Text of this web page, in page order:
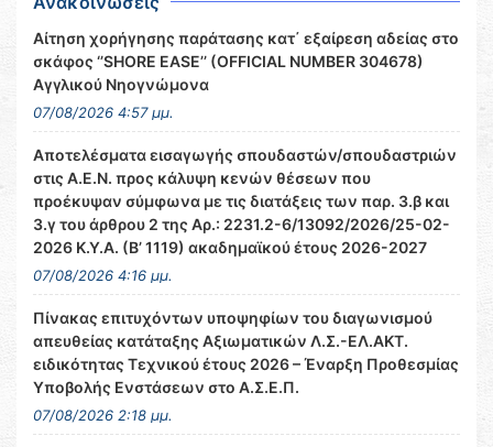
Αίτηση χορήγησης παράτασης κατ΄ εξαίρεση αδείας στο
σκάφος ‘’SHORE EASE’’ (OFFICIAL NUMBER 304678)
Αγγλικού Νηογνώμονα
07/08/2026 4:57 μμ.
Αποτελέσματα εισαγωγής σπουδαστών/σπουδαστριών
στις Α.Ε.Ν. προς κάλυψη κενών θέσεων που
προέκυψαν σύμφωνα με τις διατάξεις των παρ. 3.β και
3.γ του άρθρου 2 της Αρ.: 2231.2-6/13092/2026/25-02-
2026 Κ.Υ.Α. (Β’ 1119) ακαδημαϊκού έτους 2026-2027
07/08/2026 4:16 μμ.
Πίνακας επιτυχόντων υποψηφίων του διαγωνισμού
απευθείας κατάταξης Αξιωματικών Λ.Σ.-ΕΛ.ΑΚΤ.
ειδικότητας Τεχνικού έτους 2026 – Έναρξη Προθεσμίας
Υποβολής Ενστάσεων στο Α.Σ.Ε.Π.
07/08/2026 2:18 μμ.